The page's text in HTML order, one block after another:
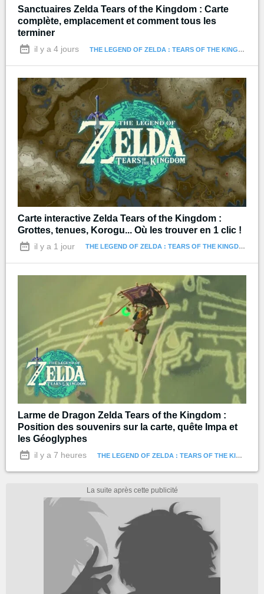
Sanctuaires Zelda Tears of the Kingdom : Carte
complète, emplacement et comment tous les
terminer
il y a 4 jours THE LEGEND OF ZELDA : TEARS OF THE KINGDOM
Carte interactive Zelda Tears of the Kingdom :
Grottes, tenues, Korogu... Où les trouver en 1 clic !
il y a 1 jour THE LEGEND OF ZELDA : TEARS OF THE KINGDOM
Larme de Dragon Zelda Tears of the Kingdom :
Position des souvenirs sur la carte, quête Impa et
les Géoglyphes
il y a 7 heures THE LEGEND OF ZELDA : TEARS OF THE KINGDOM